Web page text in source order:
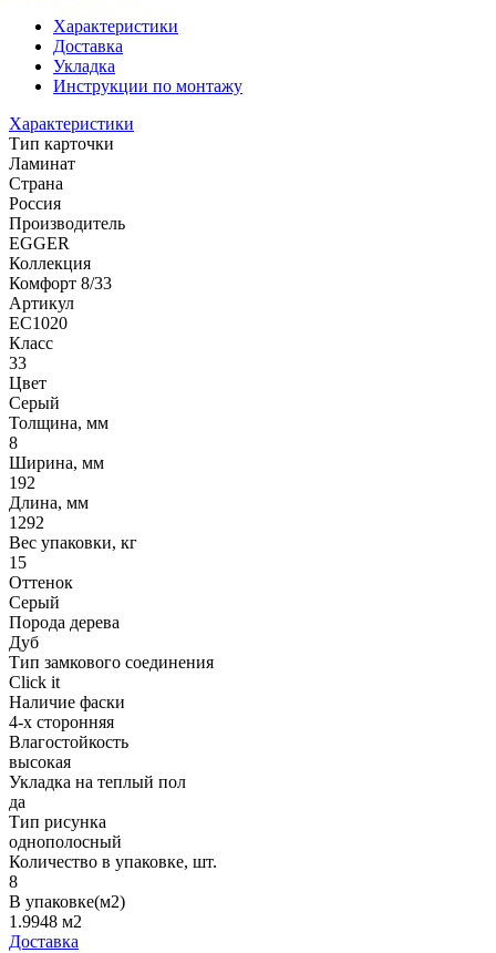
Характеристики
Доставка
Укладка
Инструкции по монтажу
Характеристики
Тип карточки
Ламинат
Страна
Россия
Производитель
EGGER
Коллекция
Комфорт 8/33
Артикул
EC1020
Класс
33
Цвет
Серый
Толщина, мм
8
Ширина, мм
192
Длина, мм
1292
Вес упаковки, кг
15
Оттенок
Серый
Порода дерева
Дуб
Тип замкового соединения
Click it
Наличие фаски
4-х сторонняя
Влагостойкость
высокая
Укладка на теплый пол
да
Тип рисунка
однополосный
Количество в упаковке, шт.
8
В упаковке(м2)
1.9948 м2
Доставка